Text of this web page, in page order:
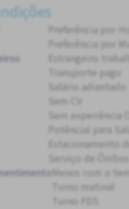
Preferência por
Preferência por
Estrangeiro
Transporte pago
Salário adiantado
Sem CV
Sem experiência
Potêncial para
Estacionamento
Serviço de
Menos com o
Turno matinal
Turno FDS